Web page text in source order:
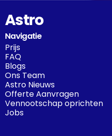
Astro
Navigatie
Prijs
FAQ
Blogs
Ons Team
Astro Nieuws
Offerte Aanvragen
Vennootschap oprichten
Jobs